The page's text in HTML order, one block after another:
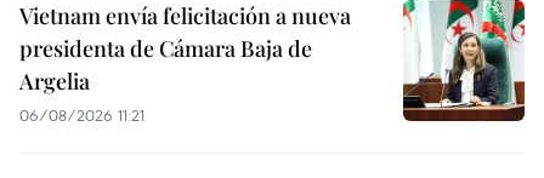
Vietnam envía felicitación a nueva
presidenta de Cámara Baja de
Argelia
06/08/2026 11:21